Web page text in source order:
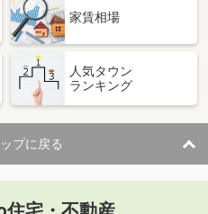
家賃相場
人気タウン
ランキング
プに戻る